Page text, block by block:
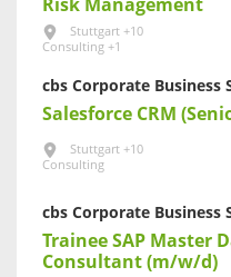
Risk Management
Stuttgart +10
Consulting +1
cbs Corporate Business
Salesforce CRM
Stuttgart +10
Consulting
cbs Corporate Business
Trainee SAP Master
Consultant (m/w/d)